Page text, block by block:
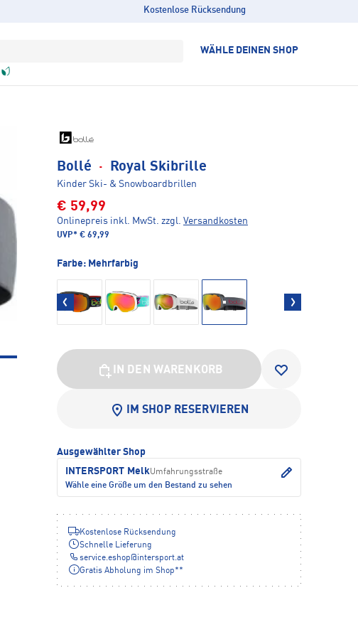
Kostenlose Rücksendung
WÄHLE DEINEN SHOP
Bollé · Royal Skibrille
Kinder Ski- & Snowboardbrillen
€ 59,99
Onlinepreis inkl. MwSt. zzgl. Versandkosten
UVP* € 69,99
Farbe: Mehrfarbig
IN DEN WARENKORB
IM SHOP RESERVIEREN
Ausgewählter Shop
INTERSPORT MelkUmfahrungsstraße
Wähle eine Größe um den Bestand zu sehen
Kostenlose Rücksendung
Schnelle Lieferung
service.eshop@intersport.at
Gratis Abholung im Shop**